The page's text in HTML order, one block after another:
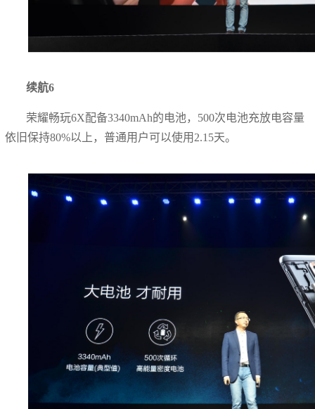
续航6
荣耀畅玩6X配备3340mAh的电池，500次电池充放电容量
依旧保持80%以上，普通用户可以使用2.15天。